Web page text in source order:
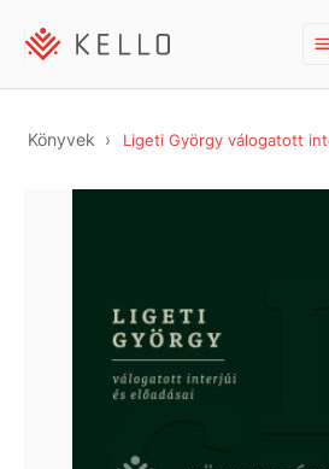
Könyvek Ligeti György válogatott